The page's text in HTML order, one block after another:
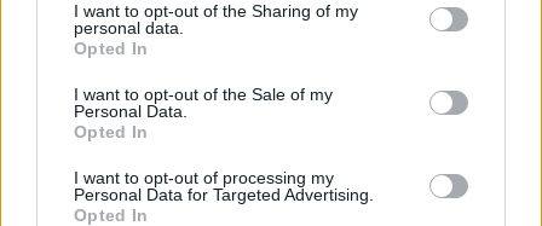
I want to opt-out of the Sharing of my
personal data.
Opted In
I want to opt-out of the Sale of my
Personal Data.
Opted In
I want to opt-out of processing my
Personal Data for Targeted Advertising.
Opted In